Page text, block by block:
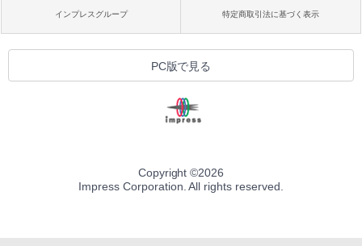
インプレスグループ 特定商取引法に基づく表示
PC版で見る
Copyright ©2026
Impress Corporation. All rights reserved.